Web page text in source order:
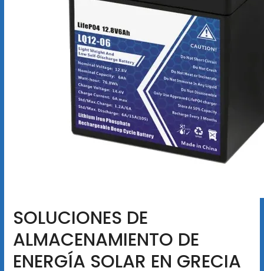
SOLUCIONES DE
ALMACENAMIENTO DE
ENERGÍA SOLAR EN GRECIA